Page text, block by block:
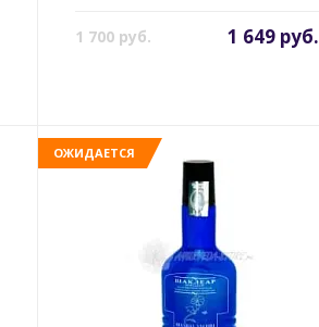
1 700 руб. 1 649 руб.
ОЖИДАЕТСЯ